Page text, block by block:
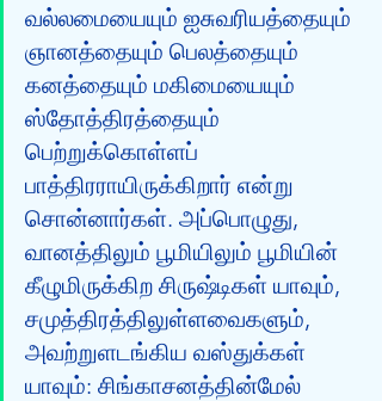
வல்லமையையும் ஐசுவரியத்தையும்
ஞானத்தையும் பெலத்தையும்
கனத்தையும் மகிமையையும்
ஸ்தோத்திரத்தையும்
பெற்றுக்கொள்ளப்
பாத்திரராயிருக்கிறார் என்று
சொன்னார்கள். அப்பொழுது,
வானத்திலும் பூமியிலும் பூமியின்
கீழுமிருக்கிற சிருஷ்டிகள் யாவும்,
சமுத்திரத்திலுள்ளவைகளும்,
அவற்றுளடங்கிய வஸ்துக்கள்
யாவும்: சிங்காசனத்தின்மேல்